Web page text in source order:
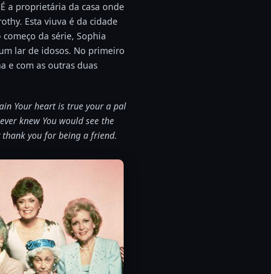
a proprietária da casa onde
Esta viuva é da cidade
da série, Sophia
lar de idosos. No primeiro
e com as outras duas
Your heart is true your a pal
knew You would see the
you for being a friend.